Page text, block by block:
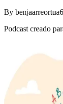
By
Podcast creado